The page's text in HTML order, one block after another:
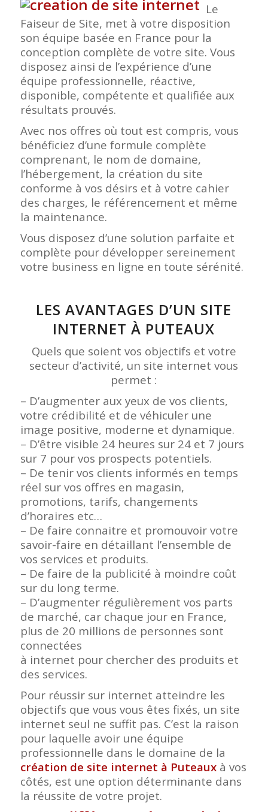
Le
Faiseur de Site, met à votre disposition
son équipe basée en France pour la
conception complète de votre site. Vous
disposez ainsi de l’expérience d’une
équipe professionnelle, réactive,
disponible, compétente et qualifiée aux
résultats prouvés.
Avec nos offres où tout est compris, vous
bénéficiez d’une formule complète
comprenant, le nom de domaine,
l’hébergement, la création du site
conforme à vos désirs et à votre cahier
des charges, le référencement et même
la maintenance.
Vous disposez d’une solution parfaite et
complète pour développer sereinement
votre business en ligne en toute sérénité.
LES AVANTAGES D’UN SITE
INTERNET À PUTEAUX
Quels que soient vos objectifs et votre
secteur d’activité, un site internet vous
permet :
– D’augmenter aux yeux de vos clients,
votre crédibilité et de véhiculer une
image positive, moderne et dynamique.
– D’être visible 24 heures sur 24 et 7 jours
sur 7 pour vos prospects potentiels.
– De tenir vos clients informés en temps
réel sur vos offres en magasin,
promotions, tarifs, changements
d’horaires etc…
– De faire connaitre et promouvoir votre
savoir-faire en détaillant l’ensemble de
vos services et produits.
– De faire de la publicité à moindre coût
sur du long terme.
– D’augmenter régulièrement vos parts
de marché, car chaque jour en France,
plus de 20 millions de personnes sont
connectées
à internet pour chercher des produits et
des services.
Pour réussir sur internet atteindre les
objectifs que vous vous êtes fixés, un site
internet seul ne suffit pas. C’est la raison
pour laquelle avoir une équipe
professionnelle dans le domaine de la
création de site internet à Puteauxà vos
côtés, est une option déterminante dans
la réussite de votre projet.